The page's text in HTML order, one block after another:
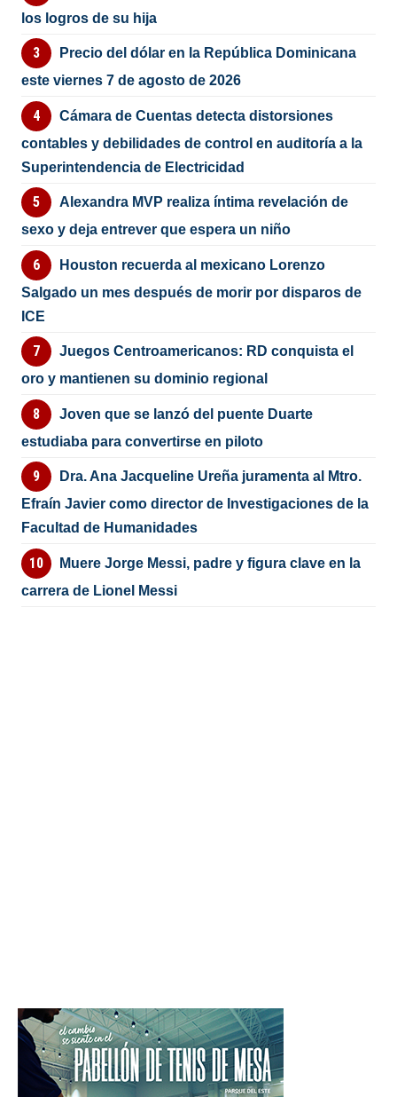
los logros de su hija
Precio del dólar en la República Dominicana
este viernes 7 de agosto de 2026
Cámara de Cuentas detecta distorsiones
contables y debilidades de control en auditoría a la
Superintendencia de Electricidad
Alexandra MVP realiza íntima revelación de
sexo y deja entrever que espera un niño
Houston recuerda al mexicano Lorenzo
Salgado un mes después de morir por disparos de
ICE
Juegos Centroamericanos: RD conquista el
oro y mantienen su dominio regional
Joven que se lanzó del puente Duarte
estudiaba para convertirse en piloto
Dra. Ana Jacqueline Ureña juramenta al Mtro.
Efraín Javier como director de Investigaciones de la
Facultad de Humanidades
Muere Jorge Messi, padre y figura clave en la
carrera de Lionel Messi